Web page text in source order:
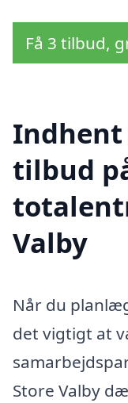
Få 3 tilbud,
tilbud
Valby
Når du
det vigtigt at
Store Valby